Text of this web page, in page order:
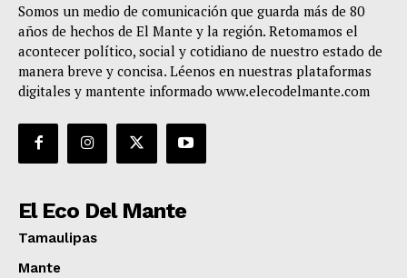
Somos un medio de comunicación que guarda más de 80
años de hechos de El Mante y la región. Retomamos el
acontecer político, social y cotidiano de nuestro estado de
manera breve y concisa. Léenos en nuestras plataformas
digitales y mantente informado www.elecodelmante.com
El Eco Del Mante
Tamaulipas
Mante